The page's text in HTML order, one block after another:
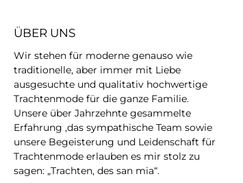
ÜBER UNS
Wir stehen für moderne genauso wie
traditionelle, aber immer mit Liebe
ausgesuchte und qualitativ hochwertige
Trachtenmode für die ganze Familie.
Unsere über Jahrzehnte gesammelte
Erfahrung ,das sympathische Team sowie
unsere Begeisterung und Leidenschaft für
Trachtenmode erlauben es mir stolz zu
sagen: „Trachten, des san mia“.